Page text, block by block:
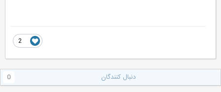
دنبال کنندگان